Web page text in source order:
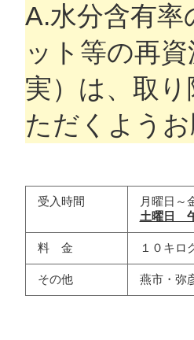
A.水分含有
ット等の再
実）は、取
ただくよう
受入時間
月曜日～
土曜日
料 金 １０キロ
その他 燕市・弥